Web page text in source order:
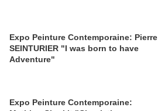
Expo Peinture Contemporaine: Pierre
SEINTURIER "I was born to have
Adventure"
Expo Peinture Contemporaine: